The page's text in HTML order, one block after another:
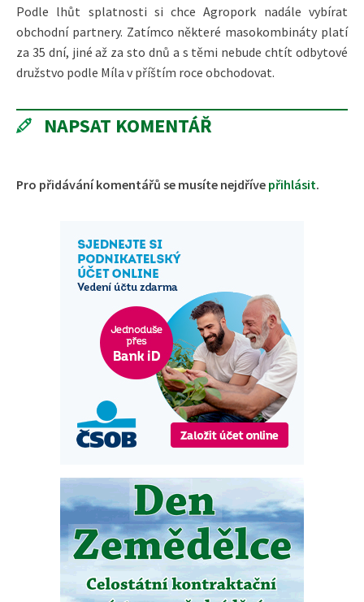
Podle lhůt splatnosti si chce Agropork nadále vybírat
obchodní partnery. Zatímco některé masokombináty platí
za 35 dní, jiné až za sto dnů a s těmi nebude chtít odbytové
družstvo podle Míla v příštím roce obchodovat.
NAPSAT KOMENTÁŘ
Pro přidávání komentářů se musíte nejdříve přihlásit.